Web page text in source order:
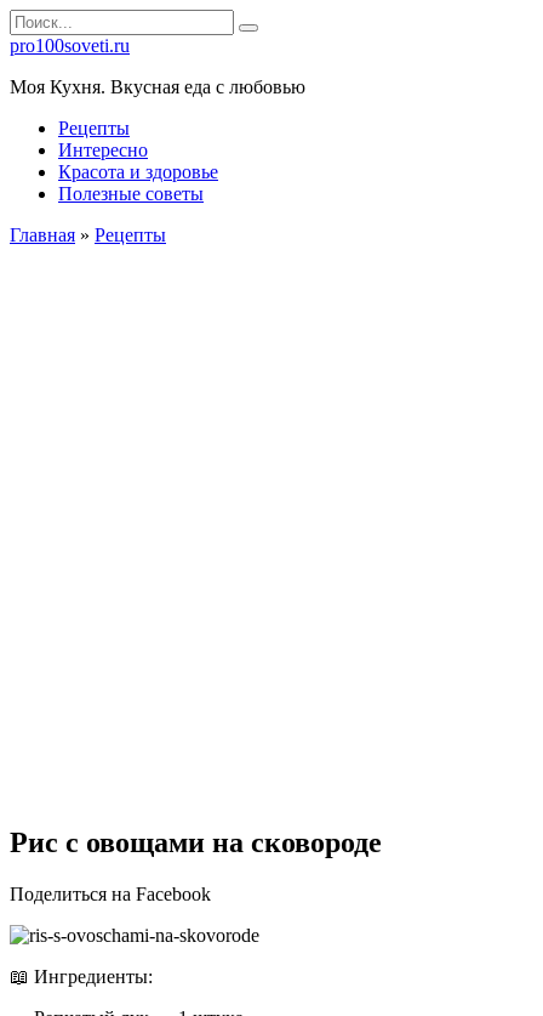
Перейти
к
контенту
Search
for:
pro100soveti.ru
Моя Кухня. Bкусная еда с любовью
Рецепты
Интересно
Красота и здоровье
Полезные советы
Главная » Рецепты
Рис с овощами на сковороде
Поделиться на Facebook
📖 Ингредиенты: